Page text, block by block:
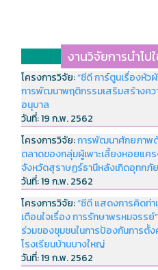
งานวิจัยการนำไป
โครงการวิจัย:“ซีดี การ์ตูนเรื่องหัว
การพัฒนาพฤติกรรมเสริมสร้างคว
อนุบาล
วันที่:19 ก.พ. 2562
โครงการวิจัย:การพัฒนาศักยภาพ
ตลาดของกลุ่มผู้เพาะเลี้ยงหอยแค
จังหวัดสุราษฏร์ธานีหลังเกิดอุทกภั
วันที่:19 ก.พ. 2562
โครงการวิจัย:“ซีดี แสดงการคิดท่า
เตือนใจเรื่อง การรักษาพรหมจรร
ร่วมของชุมชนในการป้องกันการตั้
โรงเรียนบ้านบางใหญ่
วันที่:19 ก.พ. 2562